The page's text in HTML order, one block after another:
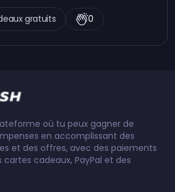
gratuits 0
où tu peux gagner de
en accomplissant des
et des offres, avec des paiements
cadeaux, PayPal et des